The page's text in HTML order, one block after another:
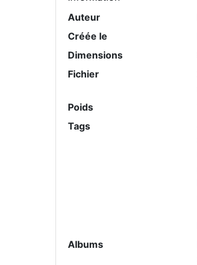
Auteur
Créée le
Dimensions
Fichier
Poids
Tags
Albums